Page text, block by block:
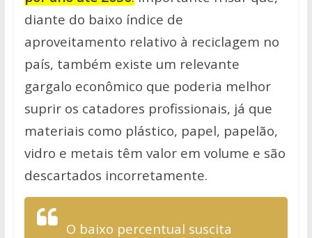
diante do baixo índice de
aproveitamento relativo à reciclagem no
país, também existe um relevante
gargalo econômico que poderia melhor
suprir os catadores profissionais, já que
materiais como plástico, papel, papelão,
vidro e metais têm valor em volume e são
descartados incorretamente.
O baixo percentual suscita